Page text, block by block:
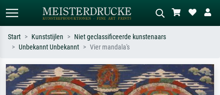
Zoek op kunstenaar, titel of stijl – bijv.
Monet, Sterrennacht, impressionisme,
Hokusai-golf, naakt.
Beschrijf de scène – bijv. groene
weide, abstract met veel rood, donker
olieverfschilderij, staand naakt naast
Start Kunststijlen
Niet geclassificeerde kunstenaars
Unbekannt Unbekannt
Vier mandala's